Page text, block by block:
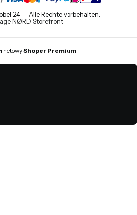
24 — Alle Rechte vorbehalten.
NØRD Storefront
Shoper Premium